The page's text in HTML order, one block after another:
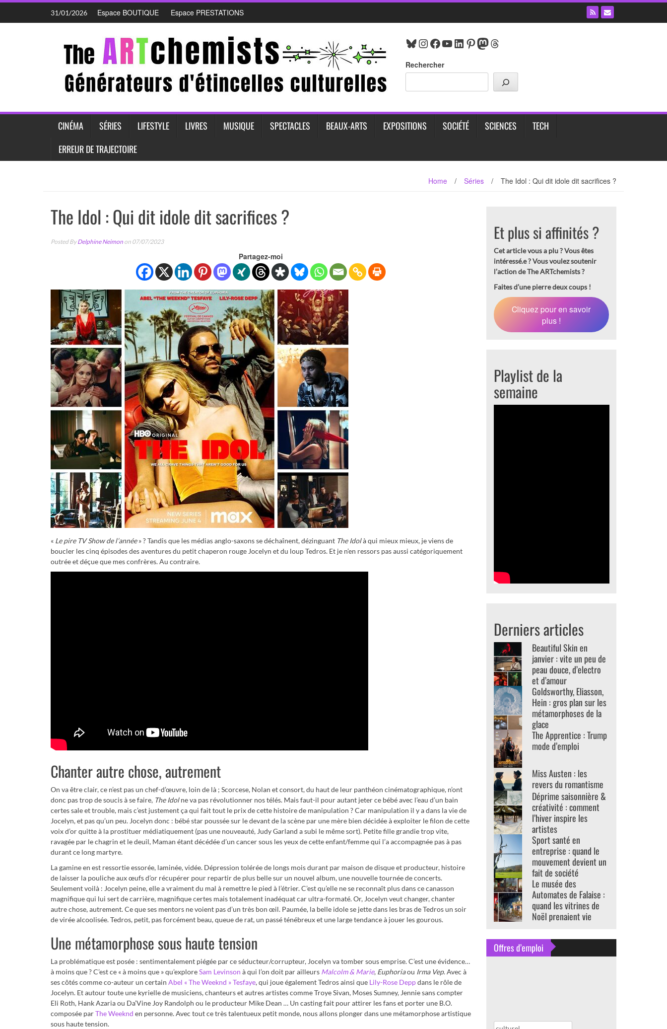
Skip
content
31/01/2026 Espace BOUTIQUE Espace PRESTATIONS
Bluesky
Instagram
Facebook
YouTube
LinkedIn
Pinterest
Mastodon
Threads
Rechercher
CINÉMA SÉRIES LIFESTYLE LIVRES MUSIQUE SPECTACLES BEAUX-ARTS EXPOSITIONS SOCIÉTÉ SCIENCES
TECH
ERREUR DE TRAJECTOIRE
Home / Séries / The Idol : Qui dit idole dit sacrifices ?
The Idol : Qui dit idole dit sacrifices ?
Posted ByDelphine Neimon on 07/07/2023
Partagez-moi
« Le pire TV Show de l’année» ? Tandis que les médias anglo-saxons se déchaînent, dézinguant The Idolà qui mieux mieux, je viens de
boucler les cinq épisodes des aventures du petit chaperon rouge Jocelyn et du loup Tedros. Et je n’en ressors pas aussi catégoriquement
outrée et déçue que mes confrères. Au contraire.
Chanter autre chose, autrement
On va être clair, ce n’est pas un chef-d’œuvre, loin de là ; Scorcese, Nolan et consort, du haut de leur panthéon cinématographique, n’ont
donc pas trop de soucis à se faire, The Idolne va pas révolutionner nos télés. Mais faut-il pour autant jeter ce bébé avec l’eau d’un bain
certes sale et trouble, mais c’est justement ça qui fait tout le prix de cette histoire de manipulation ? Car manipulation il y a dans la vie de
Jocelyn, et pas qu’un peu. Jocelyn donc : bébé star poussée sur le devant de la scène par une mère bien décidée à exploiter le filon de cette
voix d’or quitte à la prostituer médiatiquement (pas une nouveauté, Judy Garland a subi le même sort). Petite fille grandie trop vite,
ravagée par le chagrin et le deuil, Maman étant décédée d’un cancer sous les yeux de cette enfant/femme qui l’a accompagnée pas à pas
durant ce long martyre.
La gamine en est ressortie essorée, laminée, vidée. Dépression tolérée de longs mois durant par maison de disque et producteur, histoire
de laisser la pouliche aux œufs d’or récupérer pour repartir de plus belle sur un nouvel album, une nouvelle tournée de concerts.
Seulement voilà : Jocelyn peine, elle a vraiment du mal à remettre le pied à l’étrier. C’est qu’elle ne se reconnaît plus dans ce canasson
magnifique qui lui sert de carrière, magnifique certes mais totalement inadéquat car ultra-formaté. Or, Jocelyn veut changer, chanter
autre chose, autrement. Ce que ses mentors ne voient pas d’un très bon œil. Paumée, la belle idole se jette dans les bras de Tedros un soir
de virée alcoolisée. Tedros, petit, pas forcément beau, queue de rat, un passé ténébreux et une large tendance à jouer les gourous.
Une métamorphose sous haute tension
La problématique est posée : sentimentalement piégée par ce séducteur/corrupteur, Jocelyn va tomber sous emprise. C’est une évidence…
à moins que ? C’est ce « à moins que » qu’exploreSam Levinson à qui l’on doit par ailleurs Malcolm & Marie, Euphoriaou Irma Vep. Avec à
ses côtés comme co-auteur un certain Abel « The Weeknd » Tesfaye, qui joue également Tedros ainsi que Lily-Rose Deppdans le rôle de
Jocelyn. Et autour toute une kyrielle de musiciens, chanteurs et autres artistes comme Troye Sivan, Moses Sumney, Jennie sans compter
Eli Roth, Hank Azaria ou Da’Vine Joy Randolph ou le producteur Mike Dean … Un casting fait pour attirer les fans et porter une B.O.
composée parThe Weeknd en personne. Avec tout ce très talentueux petit monde, nous allons plonger dans une métamorphose artistique
sous haute tension.
Et plus si affinités ?
Cet article vous a plu ? Vous êtes
intéressé.e ? Vous voulez soutenir
l’action de The ARTchemists ?
Faites d’une pierre deux coups !
Cliquez pour en savoir
plus !
Playlist de la
semaine
Derniers articles
Beautiful Skin en
janvier : vite un peu de
peau douce, d’electro
et d’amour
Goldsworthy, Eliasson,
Hein : gros plan sur les
métamorphoses de la
glace
The Apprentice : Trump
mode d’emploi
Miss Austen : les
revers du romantisme
Déprime saisonnière &
créativité : comment
l’hiver inspire les
artistes
Sport santé en
entreprise : quand le
mouvement devient un
fait de société
Le musée des
Automates de Falaise :
quand les vitrines de
Noël prenaient vie
Offres d’emploi